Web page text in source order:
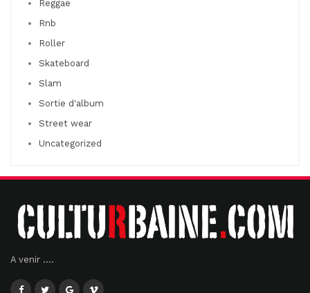
Reggae
Rnb
Roller
Skateboard
Slam
Sortie d'album
Street wear
Uncategorized
A venir ....